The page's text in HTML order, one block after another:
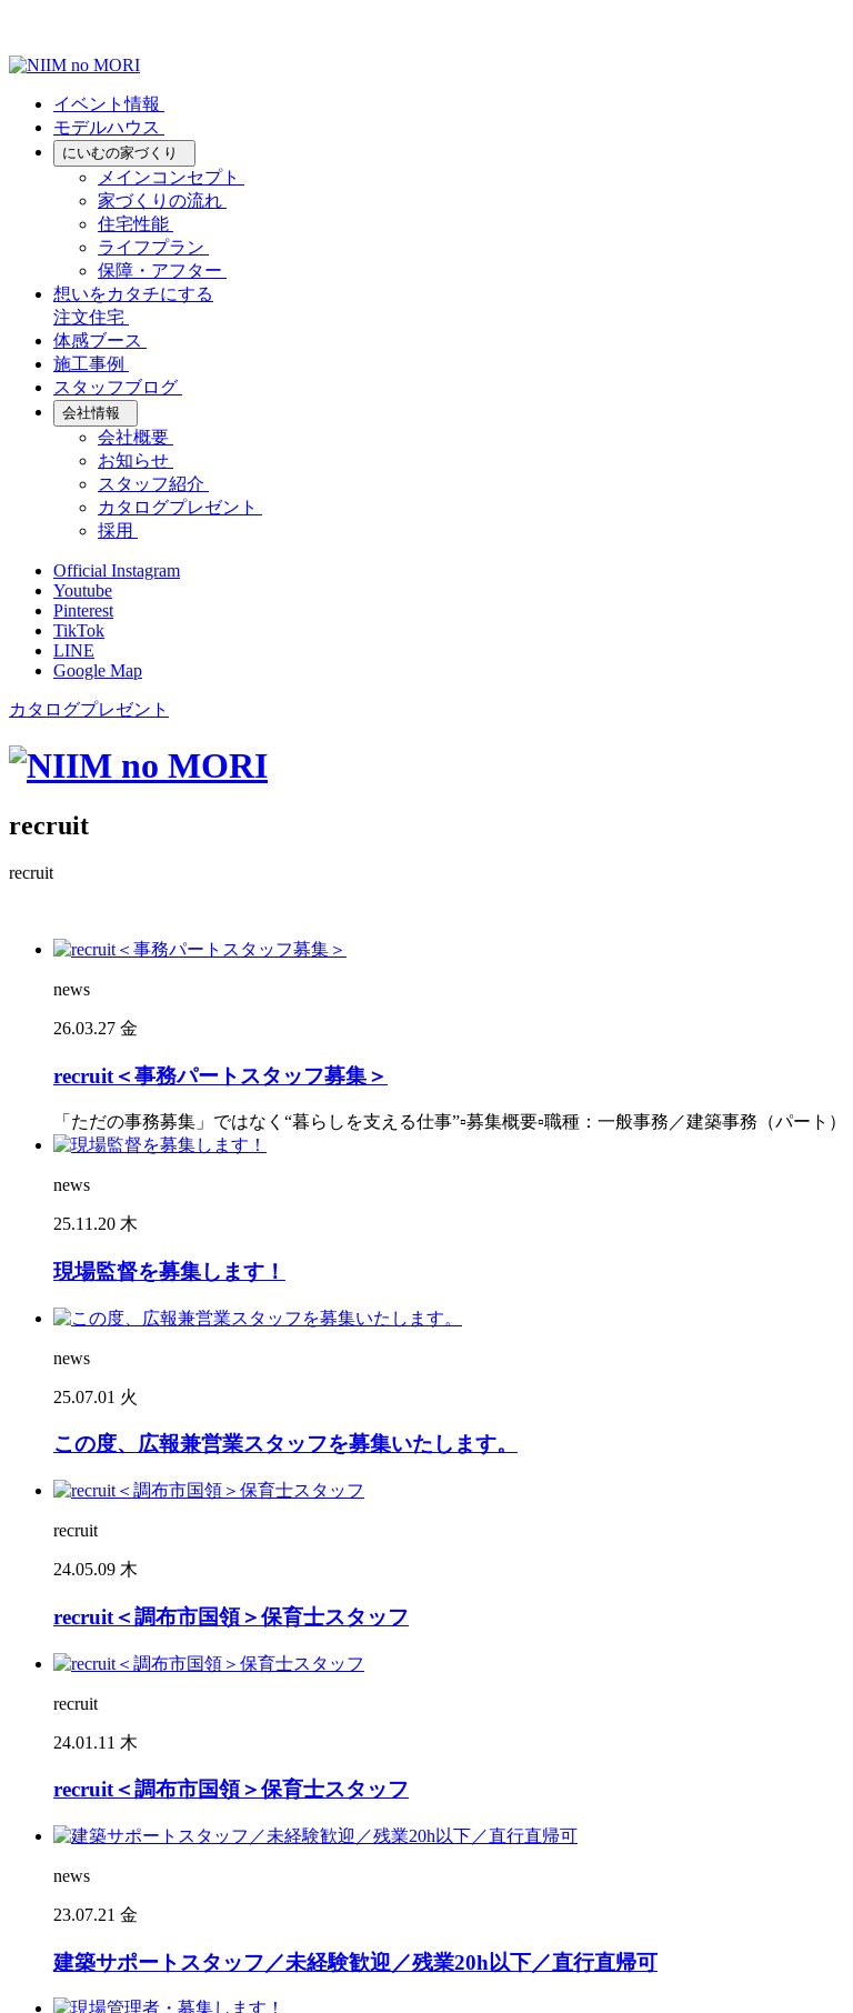
イベント情報
モデルハウス
にいむの家づくり
メインコンセプト
家づくりの流れ
住宅性能
ライフプラン
保障・アフター
想いをカタチにする
注文住宅
体感ブース
施工事例
スタッフブログ
会社情報
会社概要
お知らせ
スタッフ紹介
カタログプレゼント
採用
Official Instagram
Youtube
Pinterest
TikTok
LINE
Google Map
カタログプレゼント
recruit
recruit
news
26.03.27 金
recruit＜事務パートスタッフ募集＞
「ただの事務募集」ではなく“暮らしを支える仕事”▫︎募集概要▫︎職種：一般事務／建築事務（パート
news
25.11.20 木
現場監督を募集します！
news
25.07.01 火
この度、広報兼営業スタッフを募集いたします。
recruit
24.05.09 木
recruit＜調布市国領＞保育士スタッフ
recruit
24.01.11 木
recruit＜調布市国領＞保育士スタッフ
news
23.07.21 金
建築サポートスタッフ／未経験歓迎／残業20h以下／直行直帰可